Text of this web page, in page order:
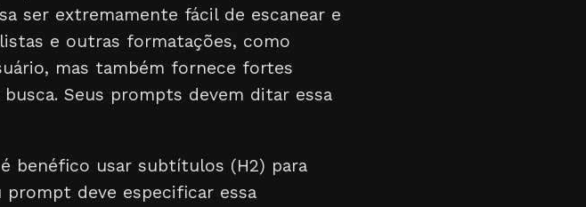
ser extremamente fácil de escanear e
e outras formatações, como
mas também fornece fortes
Seus prompts devem ditar essa
benéfico usar subtítulos (H2) para
deve especificar essa